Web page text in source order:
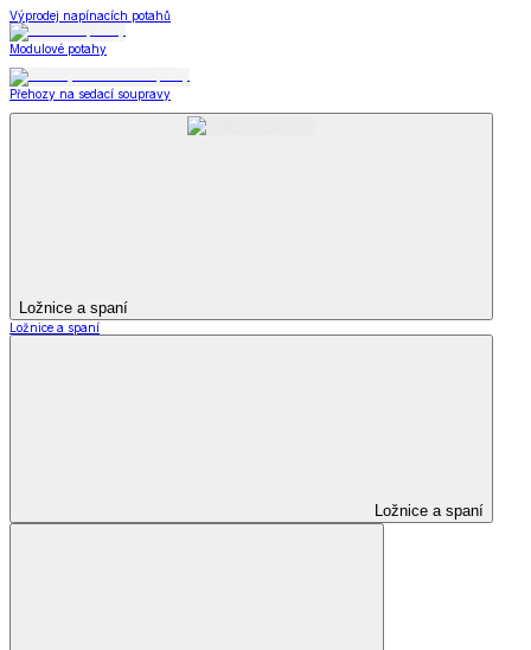
Výprodej napínacích potahů
Modulové potahy
Přehozy na sedací soupravy
Ložnice a spaní
Ložnice a spaní
Ložnice a spaní